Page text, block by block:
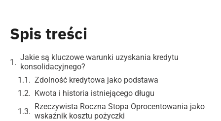
Spis treści
Jakie są kluczowe warunki uzyskania kredytu
konsolidacyjnego?
Zdolność kredytowa jako podstawa
Kwota i historia istniejącego długu
Rzeczywista Roczna Stopa Oprocentowania jako
wskaźnik kosztu pożyczki